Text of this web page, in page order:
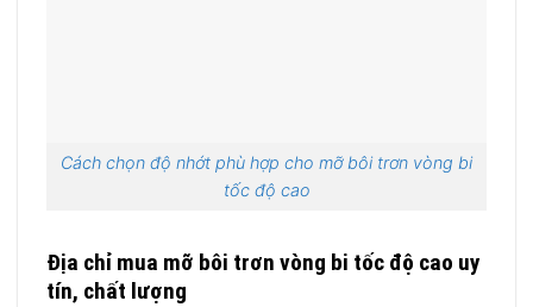
Cách chọn độ nhớt phù hợp cho mỡ bôi trơn vòng bi
tốc độ cao
Địa chỉ mua mỡ bôi trơn vòng bi tốc độ cao uy
tín, chất lượng